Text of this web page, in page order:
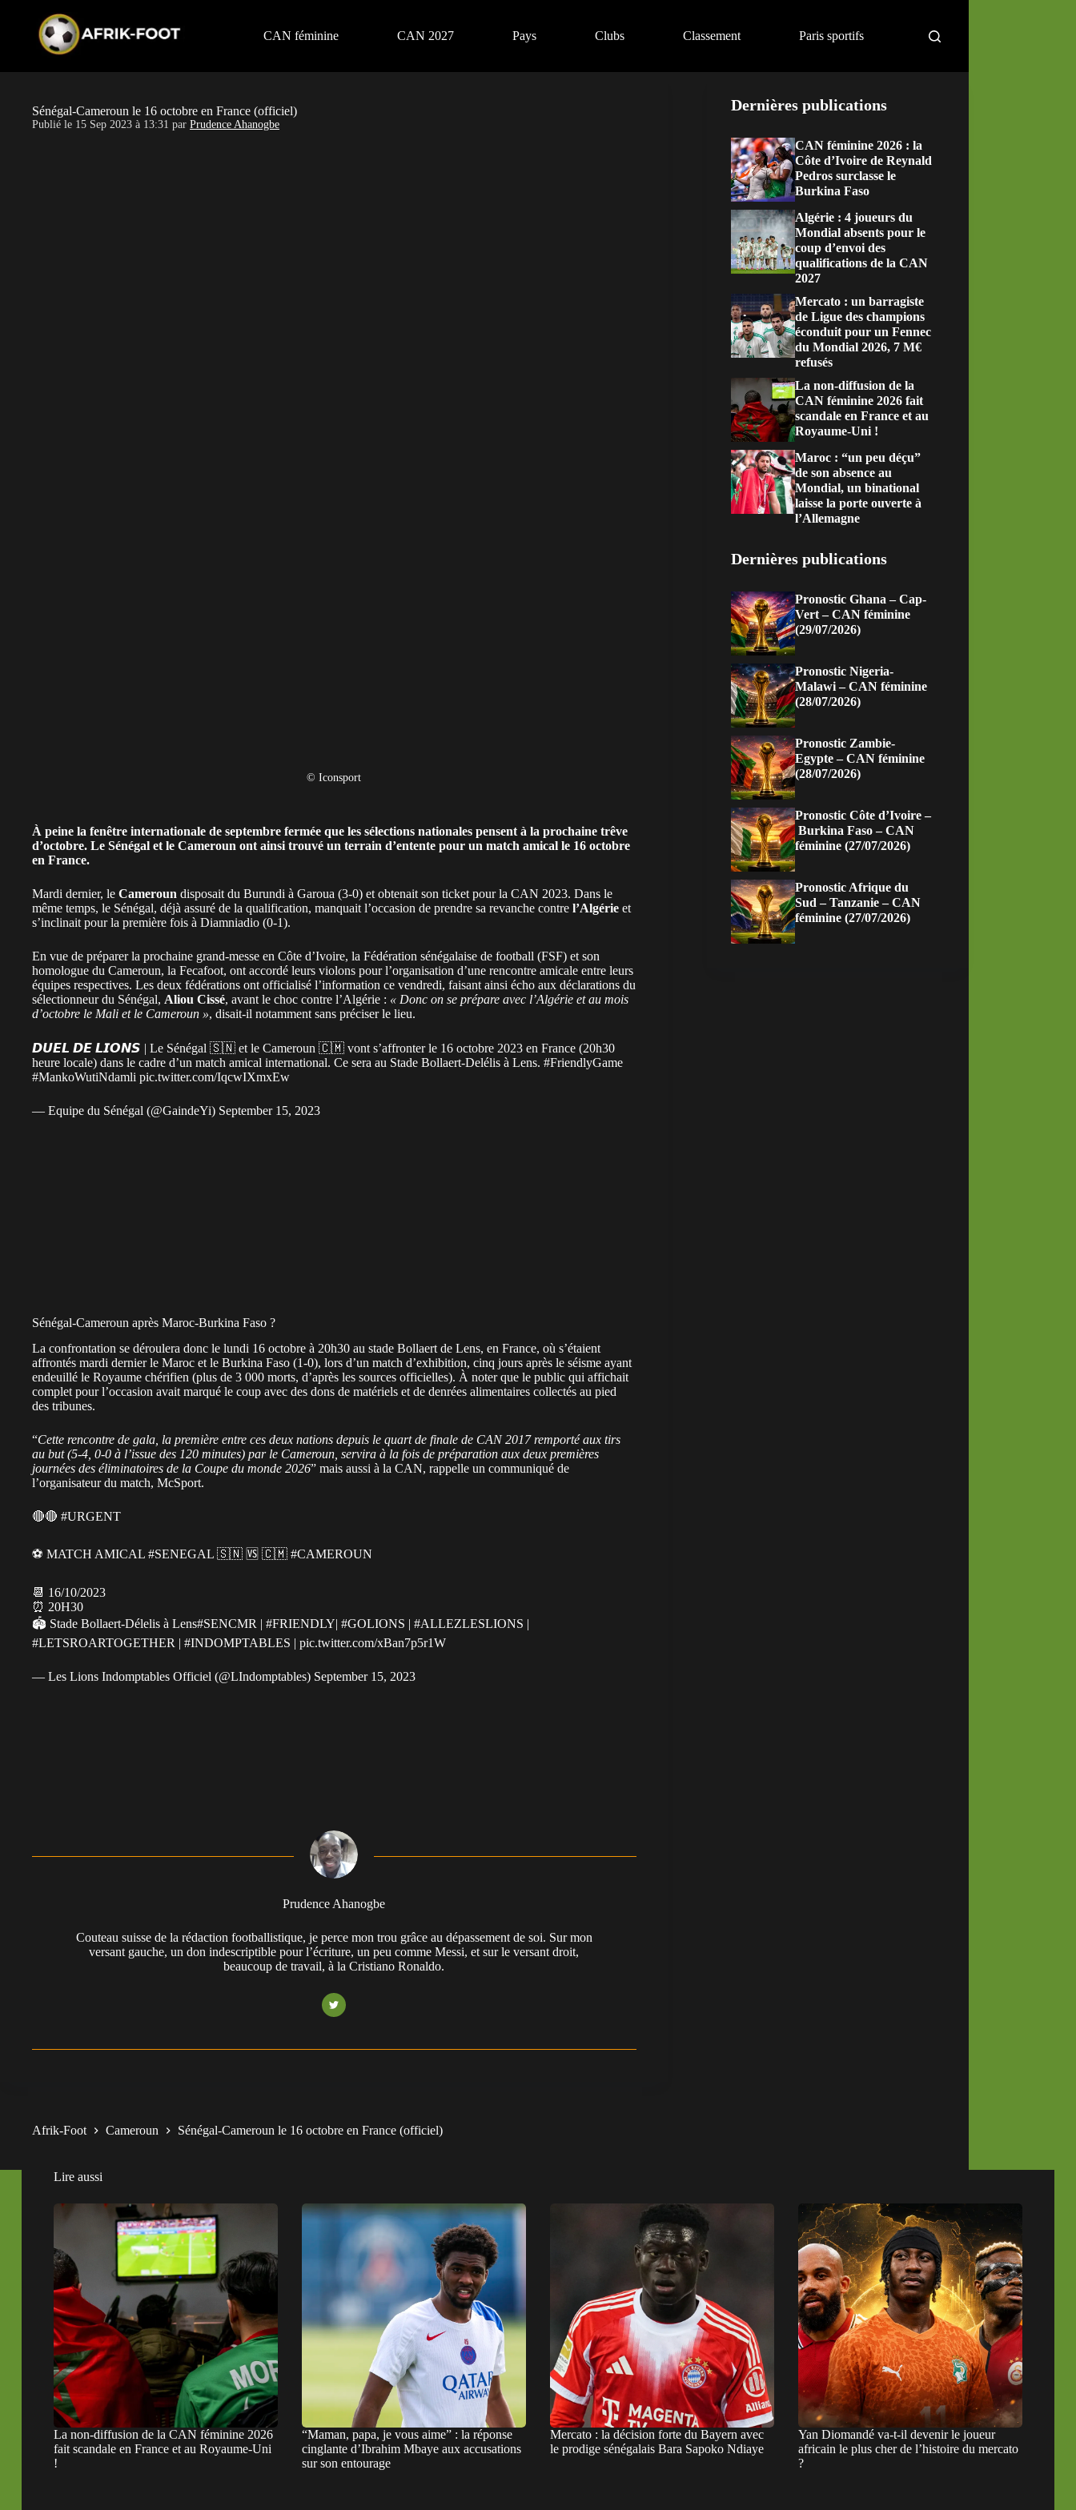
CAN féminine CAN 2027 Pays Clubs Classement Paris sportifs
Sénégal-Cameroun le 16 octobre en France (officiel)
Publié le 15 Sep 2023 à 13:31 par Prudence Ahanogbe
© Iconsport
À peine la fenêtre internationale de septembre fermée que les sélections nationales pensent à la prochaine trêve
d’octobre. Le Sénégal et le Cameroun ont ainsi trouvé un terrain d’entente pour un match amical le 16 octobre
en France.
Mardi dernier, le Cameroun disposait du Burundi à Garoua (3-0) et obtenait son ticket pour la CAN 2023. Dans le
même temps, le Sénégal, déjà assuré de la qualification, manquait l’occasion de prendre sa revanche contre l’Algérie et
s’inclinait pour la première fois à Diamniadio (0-1).
En vue de préparer la prochaine grand-messe en Côte d’Ivoire, la Fédération sénégalaise de football (FSF) et son
homologue du Cameroun, la Fecafoot, ont accordé leurs violons pour l’organisation d’une rencontre amicale entre leurs
équipes respectives. Les deux fédérations ont officialisé l’information ce vendredi, faisant ainsi écho aux déclarations du
sélectionneur du Sénégal, Aliou Cissé, avant le choc contre l’Algérie : « Donc on se prépare avec l’Algérie et au mois
d’octobre le Mali et le Cameroun », disait-il notamment sans préciser le lieu.
𝘿𝙐𝙀𝙇 𝘿𝙀 𝙇𝙄𝙊𝙉𝙎 | Le Sénégal 🇸🇳 et le Cameroun 🇨🇲 vont s’affronter le 16 octobre 2023 en France (20h30
heure locale) dans le cadre d’un match amical international. Ce sera au Stade Bollaert-Delélis à Lens. #FriendlyGame
#MankoWutiNdamli pic.twitter.com/IqcwIXmxEw
— Equipe du Sénégal (@GaindeYi) September 15, 2023
Sénégal-Cameroun après Maroc-Burkina Faso ?
La confrontation se déroulera donc le lundi 16 octobre à 20h30 au stade Bollaert de Lens, en France, où s’étaient
affrontés mardi dernier le Maroc et le Burkina Faso (1-0), lors d’un match d’exhibition, cinq jours après le séisme ayant
endeuillé le Royaume chérifien (plus de 3 000 morts, d’après les sources officielles). À noter que le public qui affichait
complet pour l’occasion avait marqué le coup avec des dons de matériels et de denrées alimentaires collectés au pied
des tribunes.
“Cette rencontre de gala, la première entre ces deux nations depuis le quart de finale de CAN 2017 remporté aux tirs
au but (5-4, 0-0 à l’issue des 120 minutes) par le Cameroun, servira à la fois de préparation aux deux premières
journées des éliminatoires de la Coupe du monde 2026” mais aussi à la CAN, rappelle un communiqué de
l’organisateur du match, McSport.
🔴🔴 #URGENT
⚽️ MATCH AMICAL #SENEGAL 🇸🇳 🆚 🇨🇲 #CAMEROUN
📆 16/10/2023
⏰ 20H30
🏟️ Stade Bollaert-Délelis à Lens#SENCMR | #FRIENDLY| #GOLIONS | #ALLEZLESLIONS |
#LETSROARTOGETHER | #INDOMPTABLES | pic.twitter.com/xBan7p5r1W
— Les Lions Indomptables Officiel (@LIndomptables) September 15, 2023
Prudence Ahanogbe
Couteau suisse de la rédaction footballistique, je perce mon trou grâce au dépassement de soi. Sur mon
versant gauche, un don indescriptible pour l’écriture, un peu comme Messi, et sur le versant droit,
beaucoup de travail, à la Cristiano Ronaldo.
Dernières publications
CAN féminine 2026 : la
Côte d’Ivoire de Reynald
Pedros surclasse le
Burkina Faso
Algérie : 4 joueurs du
Mondial absents pour le
coup d’envoi des
qualifications de la CAN
2027
Mercato : un barragiste
de Ligue des champions
éconduit pour un Fennec
du Mondial 2026, 7 M€
refusés
La non-diffusion de la
CAN féminine 2026 fait
scandale en France et au
Royaume-Uni !
Maroc : “un peu déçu”
de son absence au
Mondial, un binational
laisse la porte ouverte à
l’Allemagne
Dernières publications
Pronostic Ghana – Cap-
Vert – CAN féminine
(29/07/2026)
Pronostic Nigeria-
Malawi – CAN féminine
(28/07/2026)
Pronostic Zambie-
Egypte – CAN féminine
(28/07/2026)
Pronostic Côte d’Ivoire –
Burkina Faso – CAN
féminine (27/07/2026)
Pronostic Afrique du
Sud – Tanzanie – CAN
féminine (27/07/2026)
Afrik-Foot Cameroun Sénégal-Cameroun le 16 octobre en France (officiel)
Lire aussi
La non-diffusion de la CAN féminine 2026
fait scandale en France et au Royaume-Uni
!
“Maman, papa, je vous aime” : la réponse
cinglante d’Ibrahim Mbaye aux accusations
sur son entourage
Mercato : la décision forte du Bayern avec
le prodige sénégalais Bara Sapoko Ndiaye
Yan Diomandé va-t-il devenir le joueur
africain le plus cher de l’histoire du mercato
?